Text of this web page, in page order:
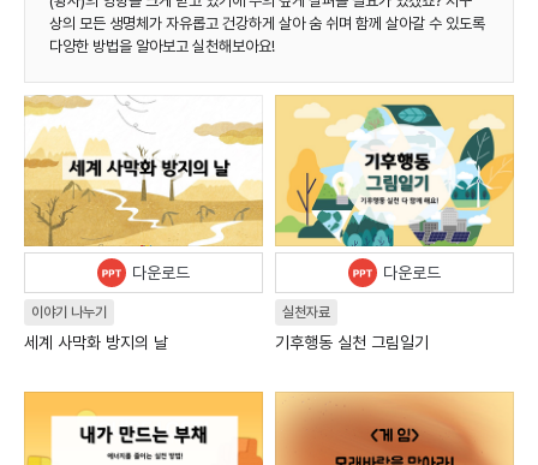
상의 모든 생명체가 자유롭고 건강하게 살아 숨 쉬며 함께 살아갈 수 있도록
다양한 방법을 알아보고 실천해보아요!
다운로드
이야기 나누기
세계 사막화 방지의 날
다운로드
실천자료
기후행동 실천 그림일기